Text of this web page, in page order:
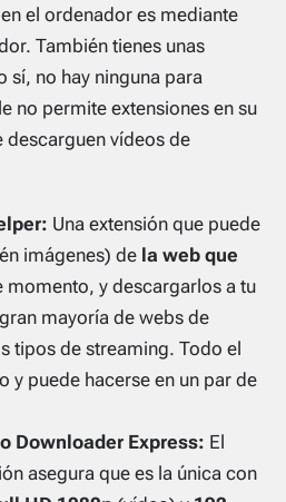
el ordenador es mediante
También tienes unas
sí, no hay ninguna para
no permite extensiones en su
descarguen vídeos de
Una extensión que puede
imágenes) de la web que
momento, y descargarlos a tu
mayoría de webs de
tipos de streaming. Todo el
y puede hacerse en un par de
Downloader Express: El
asegura que es la única con